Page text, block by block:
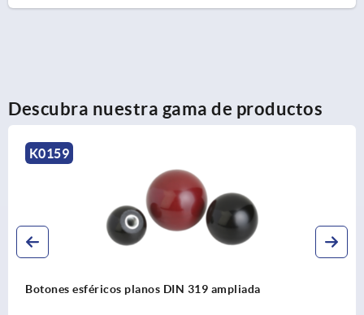
Descubra nuestra gama de productos
K0253
Bolas de empuñadura de biopolímero